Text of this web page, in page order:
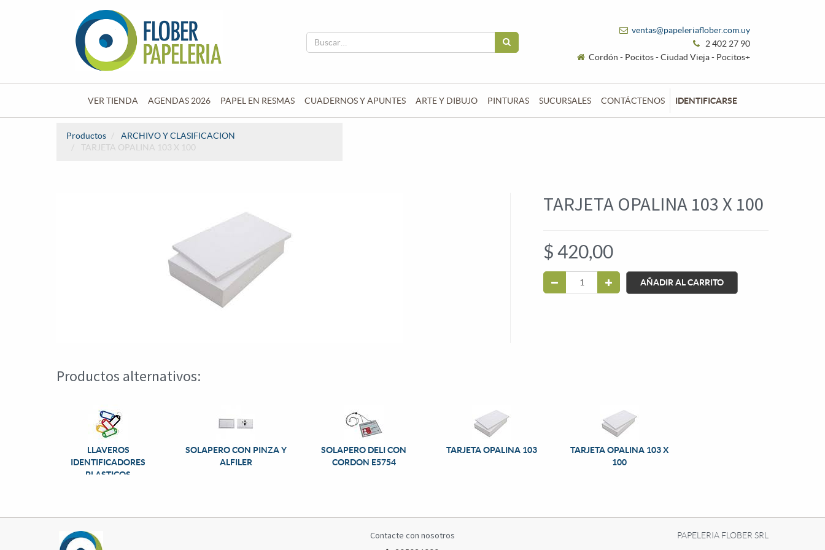
ventas@papeleriaflober.com.uy
2 402 27 90
Cordón - Pocitos - Ciudad Vieja - Pocitos+
VER TIENDA AGENDAS 2026 PAPEL EN RESMAS CUADERNOS Y APUNTES ARTE Y DIBUJO PINTURAS SUCURSALES CONTÁCTENOS IDENTIFICARSE
Productos
ARCHIVO Y CLASIFICACION
TARJETA OPALINA 103 X 100
TARJETA OPALINA 103 X 100
$420,00
AÑADIR AL CARRITO
Productos alternativos:
LLAVEROS
IDENTIFICADORES
PLASTICOS
SOLAPERO CON PINZA Y
ALFILER
SOLAPERO DELI CON
CORDON E5754
TARJETA OPALINA 103
TARJETA OPALINA 103 X
100
Contacte con nosotros
PAPELERIA FLOBER SRL